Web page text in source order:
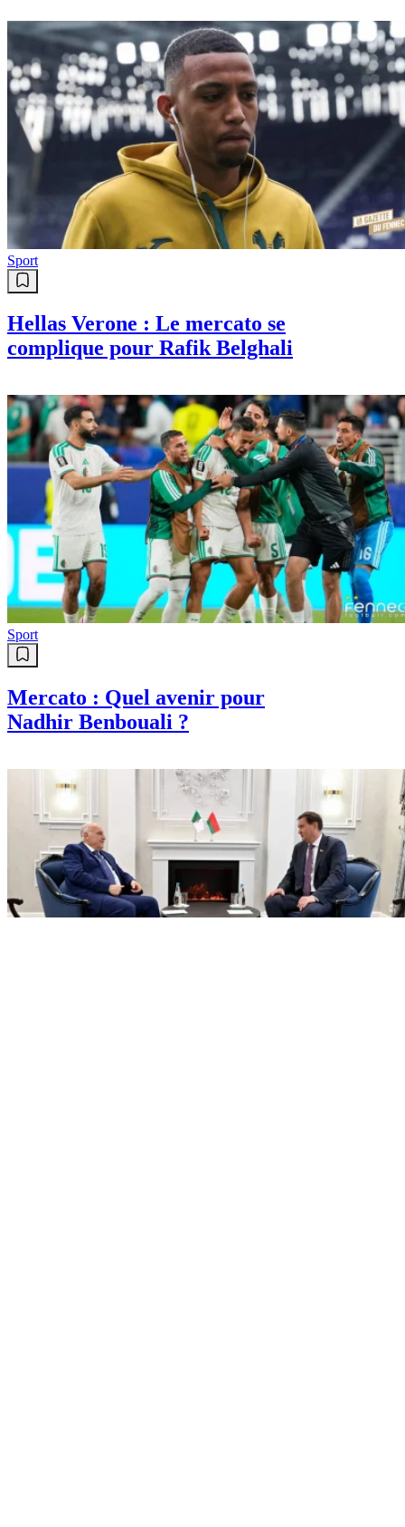
Sport
Compétitions africaines interclubs
2026-2027 : les clubs algériens
connaissent leurs adversaires aux
tours préliminaires
Sport
Hellas Verone : Le mercato se
complique pour Rafik Belghali
Sport